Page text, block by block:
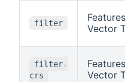
filter
Vector
filter-
crs
Vector